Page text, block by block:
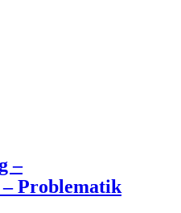
–
Problematik